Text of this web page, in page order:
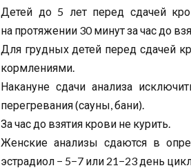
Детей до 5 лет перед сдачей
на протяжении 30 минут за час до
Для грудных детей перед сдачей
кормлениями.
Накануне сдачи анализа
перегревания (сауны, бани).
За час до взятия крови не курить.
Женские анализы сдаются в
эстрадиол − 5−7 или 21−23 день